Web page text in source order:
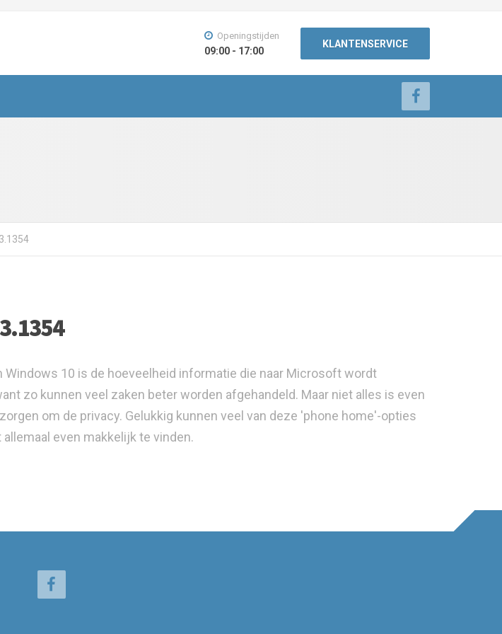
Openingstijden
09:00 - 17:00
KLANTENSERVICE
Windows 10 is de hoeveelheid informatie die naar Microsoft wordt
zo kunnen veel zaken beter worden afgehandeld. Maar niet alles is even
om de privacy. Gelukkig kunnen veel van deze 'phone home'-opties
even makkelijk te vinden.